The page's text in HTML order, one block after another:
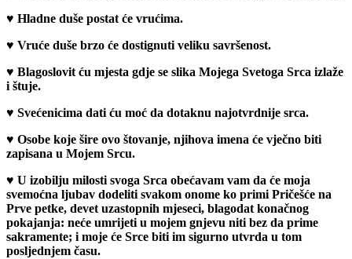
♥ Hladne duše postat će vrućima.
♥ Vruće duše brzo će dostignuti veliku savršenost.
♥ Blagoslovit ću mjesta gdje se slika Mojega Svetoga Srca izlaže
i štuje.
♥ Svećenicima dati ću moć da dotaknu najotvrdnije srca.
♥ Osobe koje šire ovo štovanje, njihova imena će vječno biti
zapisana u Mojem Srcu.
♥ U izobilju milosti svoga Srca obećavam vam da će moja
svemoćna ljubav dodeliti svakom onome ko primi Pričešće na
Prve petke, devet uzastopnih mjeseci, blagodat konačnog
pokajanja: neće umrijeti u mojem gnjevu niti bez da prime
sakramente; i moje će Srce biti im sigurno utvrda u tom
posljednjem času.